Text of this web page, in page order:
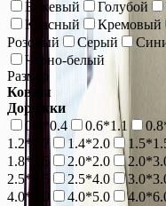
Бежевый
Голубой
Красный
Кремовый
Розовый
Серый
Черно-белый
Размер
Ковры
Дорожки
0.4*0.4
0.6*1.1
1.2*1.7
1.4*2.0
1.8*3.5
2.0*2.0
2.5*3.5
2.5*4.0
4.0*4.0
4.0*5.0